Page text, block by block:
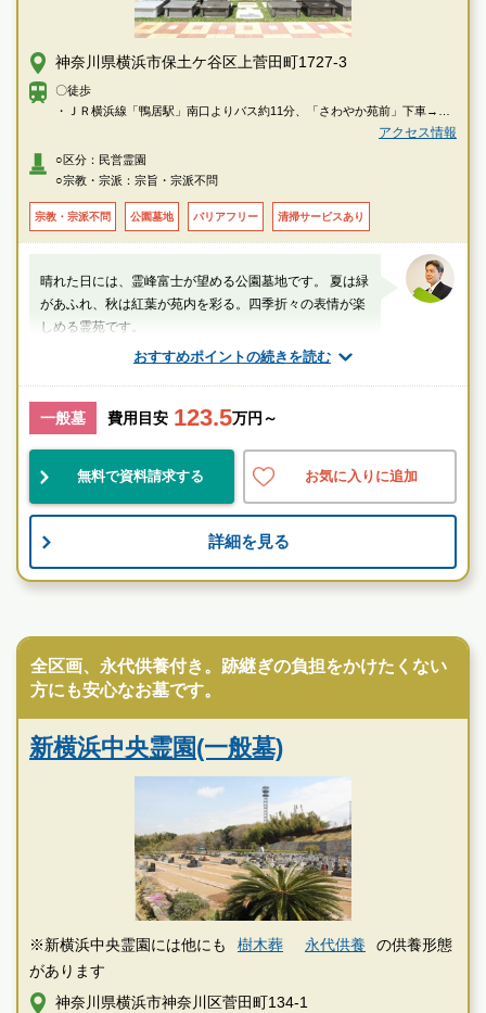
神奈川県横浜市保土ケ谷区上菅田町1727-3
〇徒歩
・ＪＲ横浜線「鴨居駅」南口よりバス約11分、「さわやか苑前」下車→徒
・ＪＲ横浜線「中山駅」南口よりバス約15分、「白山高校」下車→徒歩約7
分
分
・ＪＲ横浜線「鴨居駅」より車で約7分
・ＪＲ横浜線「中山駅」より車で約9分
アクセス情報
○区分：民営霊園
○宗教・宗派：宗旨・宗派不問
宗教・宗派不問 公園墓地 バリアフリー 清掃サービスあり
おすすめポイントの続きを読む
晴れた日には、霊峰富士が望める公園墓地です。 夏は緑
があふれ、秋は紅葉が苑内を彩る。四季折々の表情が楽
しめる霊苑です。
厚生労働省認定 葬祭ディレクター技能審査
1級葬祭ディレクター 田中（業界歴15年）
神奈川県
民営 自然豊 宗教不問
お墓のことなら何でもご相談ください
現地を見学して実際の雰囲気をお確かめください
一般墓 費用目安 123.5万円～
無料で資料請求する お気に入りに追加
詳細を見る
全区画、永代供養付き。跡継ぎの負担をかけたくない
方にも安心なお墓です。
新横浜中央霊園(一般墓)
※新横浜中央霊園には他にも 樹木葬 永代供養
の供養形態
があります
神奈川県横浜市神奈川区菅田町134-1